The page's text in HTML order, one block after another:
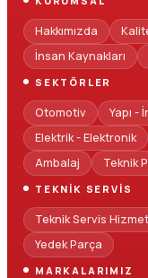
Hakkımızda
İnsan Kaynakları
SEKTÖRLER
Otomotiv Yapı -
Elektrik - Elektronik
Ambalaj
Teknik
TEKNIK SERVIS
Teknik Servis
Yedek Parça
MARKALARIMIZ